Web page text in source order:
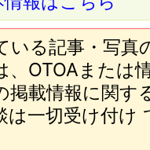
いる記事・写真
、OTOAまたは
掲載情報に関す
は一切受け付